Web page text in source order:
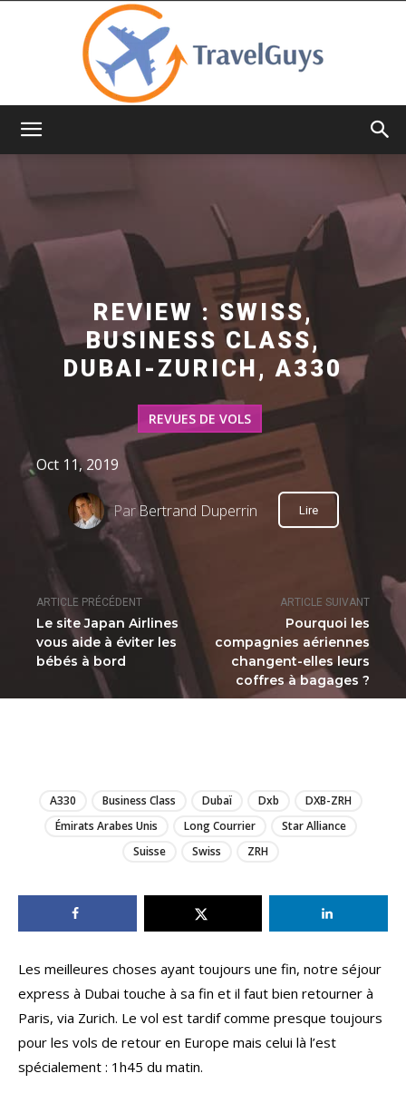
ARTICLE PRÉCÉDENT
Le site Japan Airlines
vous aide à éviter les
bébés à bord
ARTICLE SUIVANT
Pourquoi les
compagnies aériennes
changent-elles leurs
coffres à bagages ?
REVIEW : SWISS,
BUSINESS CLASS,
DUBAI-ZURICH, A330
REVUES DE VOLS
Oct 11, 2019
ParBertrand Duperrin Lire
A330 Business Class Dubaï Dxb
DXB-ZRH
Émirats Arabes Unis
Long Courrier
Star Alliance
Suisse
Swiss ZRH
Les meilleures choses ayant toujours une fin, notre séjour
express à Dubai touche à sa fin et il faut bien retourner à
Paris, via Zurich. Le vol est tardif comme presque toujours
pour les vols de retour en Europe mais celui là l’est
spécialement : 1h45 du matin.